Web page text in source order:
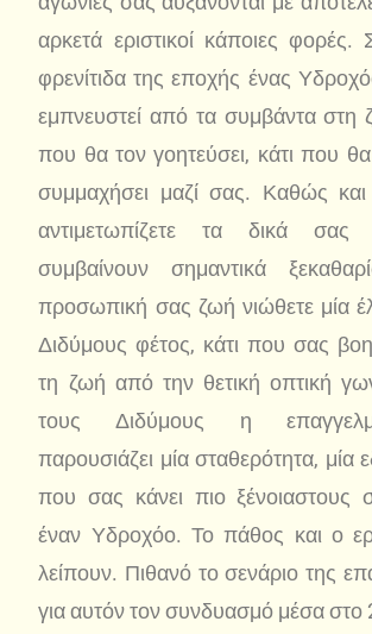
αρκετά εριστικοί κάποιες φορές.
φρενίτιδα της εποχής ένας
εμπνευστεί από τα συμβάντα στη
που θα τον γοητεύσει, κάτι που
συμμαχήσει μαζί σας. Καθώς και
αντιμετωπίζετε τα δικά σας
συμβαίνουν σημαντικά
προσωπική σας ζωή νιώθετε μία
Διδύμους φέτος, κάτι που σας
τη ζωή από την θετική οπτική
τους Διδύμους η
παρουσιάζει μία σταθερότητα, μία
που σας κάνει πιο ξένοιαστους
έναν Υδροχόο. Το πάθος και ο
λείπουν. Πιθανό το σενάριο της
για αυτόν τον συνδυασμό μέσα στο